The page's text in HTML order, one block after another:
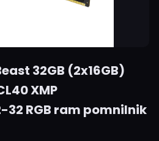
32GB (2x16GB)
XMP
32 RGB ram pomnilnik